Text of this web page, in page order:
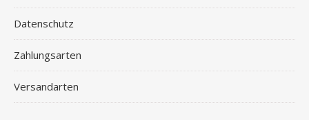
Datenschutz
Zahlungsarten
Versandarten